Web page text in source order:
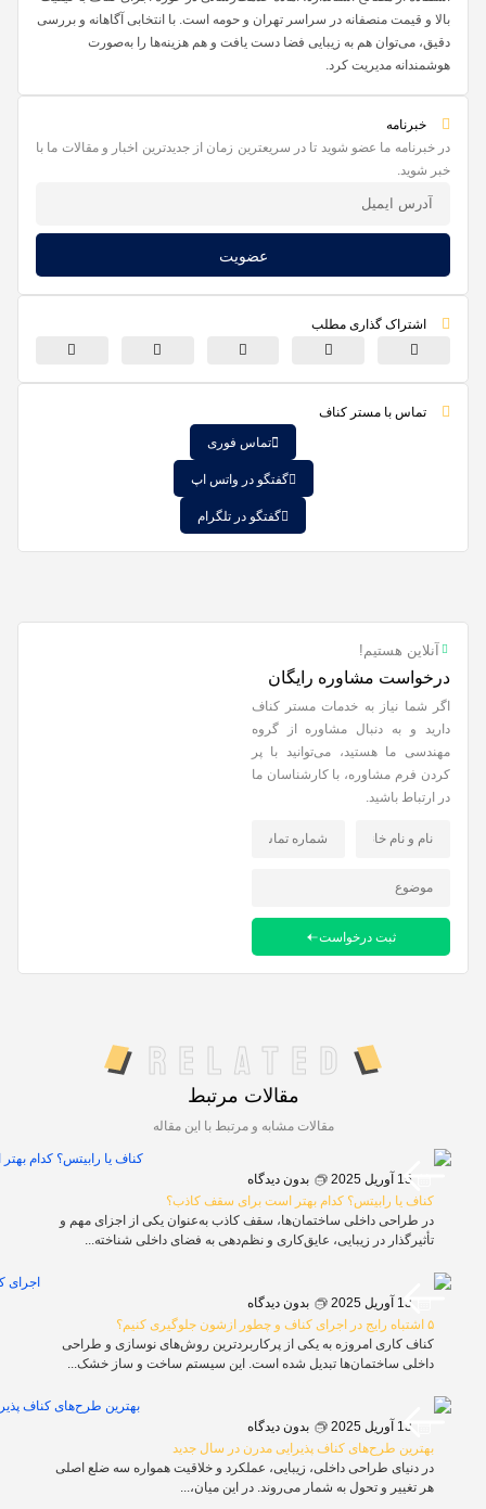
بالا و قیمت منصفانه در سراسر تهران و حومه است. با انتخابی آگاهانه و بررسی
دقیق، می‌توان هم به زیبایی فضا دست یافت و هم هزینه‌ها را به‌صورت
هوشمندانه مدیریت کرد.
خبرنامه
در خبرنامه ما عضو شوید تا در سریعترین زمان از جدیدترین اخبار و مقالات ما با
خبر شوید.
عضویت
اشتراک گذاری مطلب
تماس با مستر کناف
تماس فوری
گفتگو در واتس اپ
گفتگو در تلگرام
آنلاین هستیم!
درخواست مشاوره رایگان
اگر شما نیاز به خدمات مستر کناف
دارید و به دنبال مشاوره از گروه
مهندسی ما هستید، می‌توانید با پر
کردن فرم مشاوره، با کارشناسان ما
در ارتباط باشید.
ثبت درخواست
Related
مقالات مرتبط
مقالات مشابه و مرتبط با این مقاله
15 آوریل 2025
بدون دیدگاه
کناف یا رابیتس؟ کدام بهتر است برای سقف کاذب؟
در طراحی داخلی ساختمان‌ها، سقف کاذب به‌عنوان یکی از اجزای مهم و
تأثیرگذار در زیبایی، عایق‌کاری و نظم‌دهی به فضای داخلی شناخته...
13 آوریل 2025
بدون دیدگاه
۵ اشتباه رایج در اجرای کناف و چطور ازشون جلوگیری کنیم؟
کناف کاری امروزه به یکی از پرکاربردترین روش‌های نوسازی و طراحی
داخلی ساختمان‌ها تبدیل شده است. این سیستم ساخت و ساز خشک...
13 آوریل 2025
بدون دیدگاه
بهترین طرح‌های کناف پذیرایی مدرن در سال جدید
در دنیای طراحی داخلی، زیبایی، عملکرد و خلاقیت همواره سه ضلع اصلی
هر تغییر و تحول به شمار می‌روند. در این میان،...